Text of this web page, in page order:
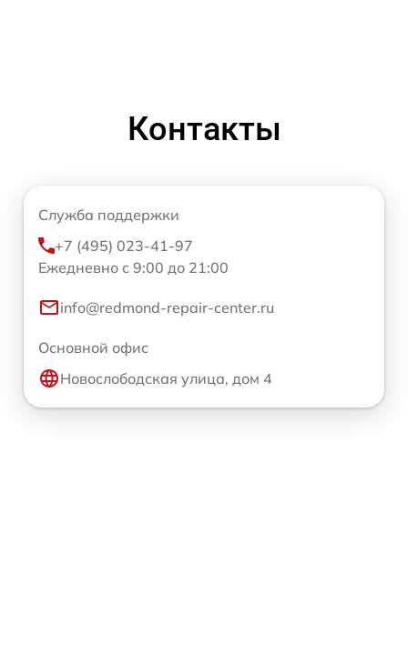
Контакты
Служба поддержки
+7 (495) 023-41-97
Ежедневно с 9:00 до 21:00
info@redmond-repair-center.ru
Основной офис
Новослободская улица, дом 4